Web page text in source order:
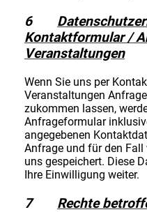
6
Kontaktformular /
Veranstaltungen
Wenn Sie uns per
Veranstaltungen
zukommen lassen,
Anfrageformular
angegebenen
Anfrage und für den
uns gespeichert. Diese
Ihre Einwilligung weiter.
7 Rechte